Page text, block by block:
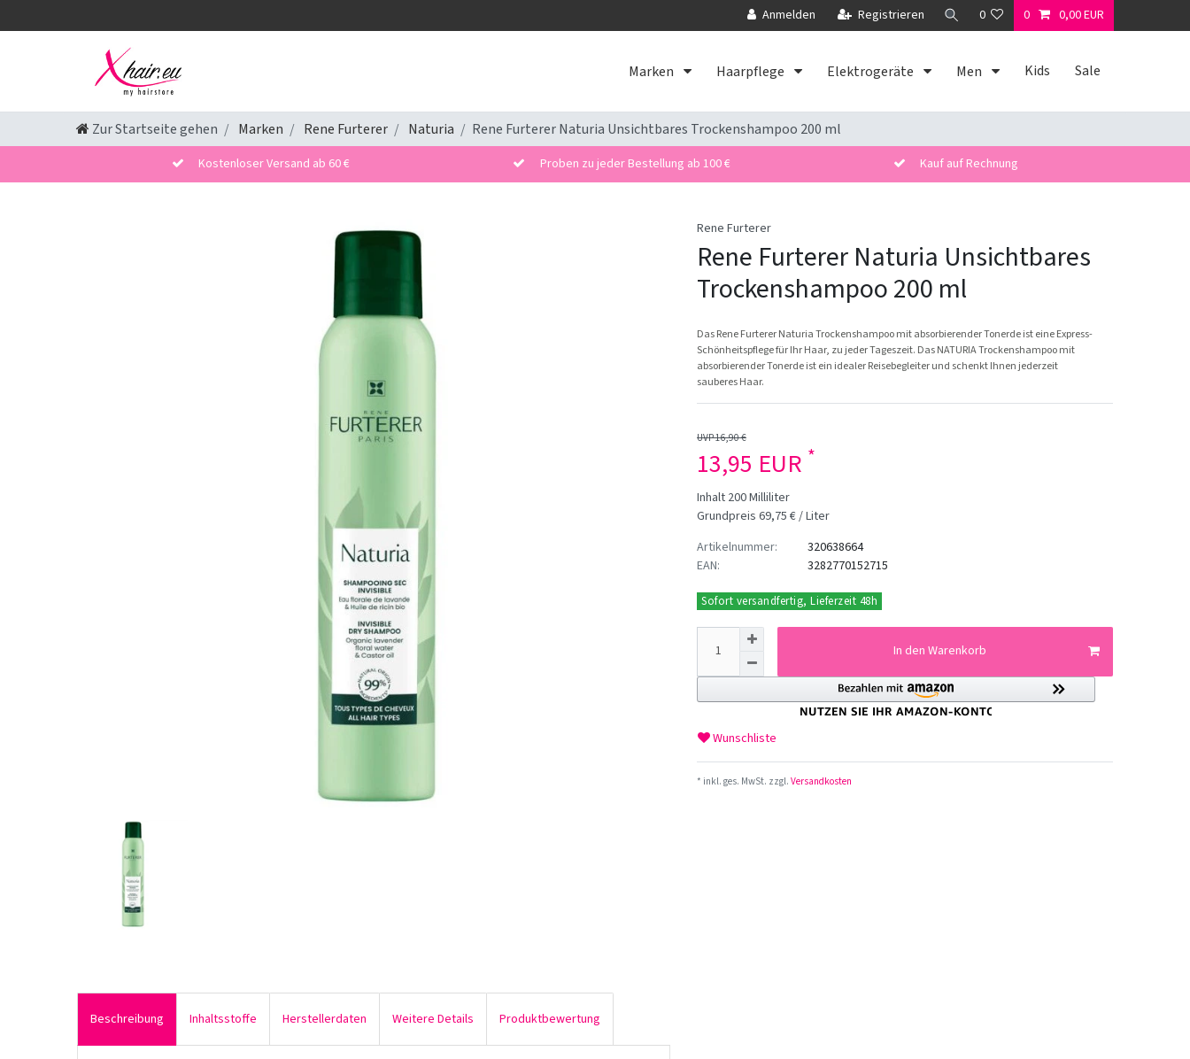
Anmelden Registrieren 0 0 0,00 EUR
Marken Haarpflege Elektrogeräte Men Kids Sale
Zur Startseite gehen Marken Rene Furterer Naturia Rene Furterer Naturia Unsichtbares Trockenshampoo 200 ml
Kostenloser Versand ab 60 € Proben zu jeder Bestellung ab 100 € Kauf auf Rechnung
Rene Furterer
Rene Furterer Naturia Unsichtbares
Trockenshampoo 200 ml
Das Rene Furterer Naturia Trockenshampoo mit absorbierender Tonerde ist eine Express-
Schönheitspflege für Ihr Haar, zu jeder Tageszeit. Das NATURIA Trockenshampoo mit
absorbierender Tonerde ist ein idealer Reisebegleiter und schenkt Ihnen jederzeit
sauberes Haar.
UVP 16,90 €
13,95 EUR *
Inhalt 200Milliliter
Grundpreis 69,75 € / Liter
Artikelnummer:
EAN:
320638664
3282770152715
Sofort versandfertig, Lieferzeit 48h
In den Warenkorb
Wunschliste
* inkl. ges. MwSt. zzgl. Versandkosten
Beschreibung Inhaltsstoffe Herstellerdaten Weitere Details Produktbewertung